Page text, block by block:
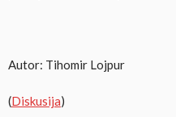
Autor: Tihomir Lojpur
(Diskusija)